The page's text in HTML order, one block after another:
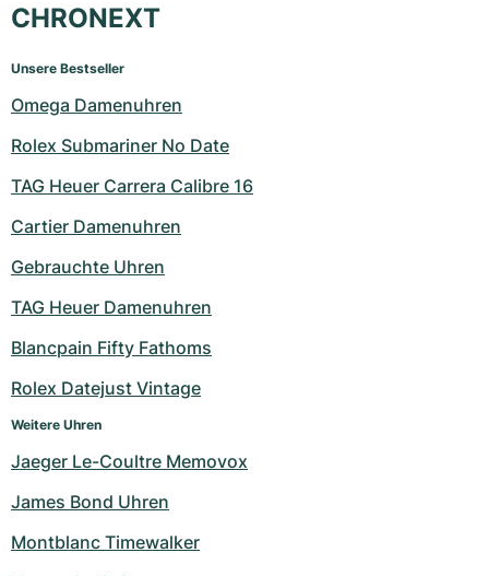
CHRONEXT
Unsere Bestseller
Omega Damenuhren
Rolex Submariner No Date
TAG Heuer Carrera Calibre 16
Cartier Damenuhren
Gebrauchte Uhren
TAG Heuer Damenuhren
Blancpain Fifty Fathoms
Rolex Datejust Vintage
Weitere Uhren
Jaeger Le-Coultre Memovox
James Bond Uhren
Montblanc Timewalker